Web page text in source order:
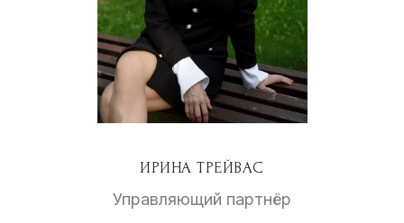
ИРИНА ТРЕЙВАС
Управляющий партнёр